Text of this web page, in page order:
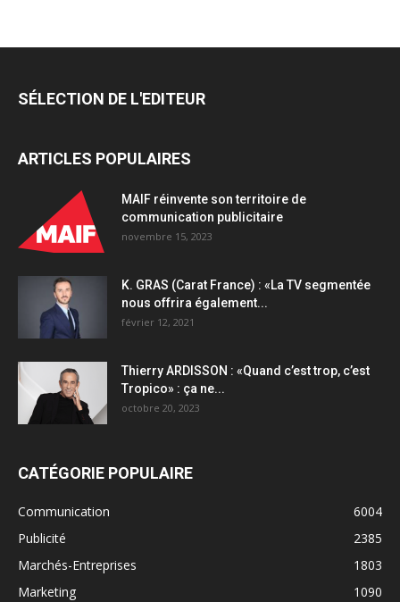
film
le
«Stranger
Netflix
quantity
SÉLECTION DE L'EDITEUR
ARTICLES POPULAIRES
MAIF réinvente son territoire de
communication publicitaire
novembre 15, 2023
K. GRAS (Carat France) : «La TV segmentée
nous offrira également...
février 12, 2021
Thierry ARDISSON : «Quand c’est trop, c’est
Tropico» : ça ne...
octobre 20, 2023
CATÉGORIE POPULAIRE
Communication
6004
Publicité
2385
Marchés-Entreprises
1803
Marketing
1090